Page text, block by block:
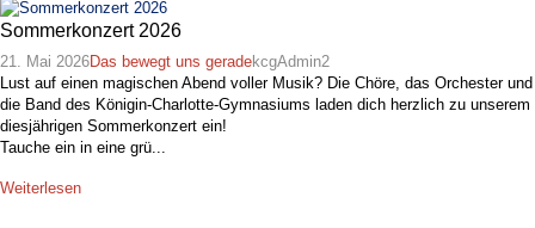
Sommerkonzert 2026
21. Mai 2026Das bewegt uns geradekcgAdmin2
Lust auf einen magischen Abend voller Musik? Die Chöre, das Orchester und
die Band des Königin-Charlotte-Gymnasiums laden dich herzlich zu unserem
diesjährigen Sommerkonzert ein!
Tauche ein in eine grü...
Weiterlesen